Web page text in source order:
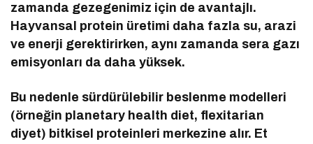
zamanda gezegenimiz için de avantajlı.
Hayvansal protein üretimi daha fazla su, arazi
ve enerji gerektirirken, aynı zamanda sera gazı
emisyonları da daha yüksek.
Bu nedenle sürdürülebilir beslenme modelleri
(örneğin planetary health diet, flexitarian
diyet) bitkisel proteinleri merkezine alır. Et